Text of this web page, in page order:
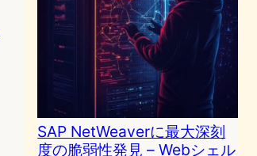
SAP NetWeaverに最大深刻
度の脆弱性発見 – Webシェル